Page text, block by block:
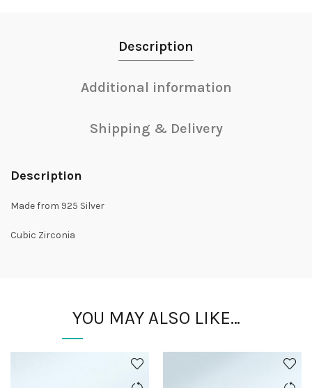
Description
Additional information
Shipping & Delivery
Description
Made from 925 Silver
Cubic Zirconia
YOU MAY ALSO LIKE…